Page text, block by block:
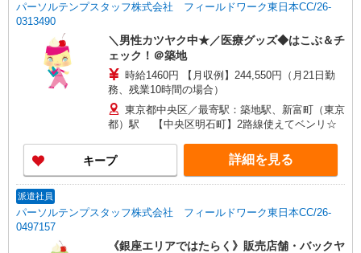
パーソルテンプスタッフ株式会社 フィールドワーク東日本CC/26-
0313490
＼男性カツヤク中★／医療グッズ◆はこぶ＆チ
ェック！＠築地
時給1460円 【月収例】244,550円（月21日勤
務、残業10時間の場合）
東京都中央区／最寄駅：築地駅、新富町（東京
都）駅 【中央区明石町】2路線使えてベンリ☆
キープ 詳細を見る
派遣社員
パーソルテンプスタッフ株式会社 フィールドワーク東日本CC/26-
0497157
《銀座エリアではたらく》販売店舗・バックヤ